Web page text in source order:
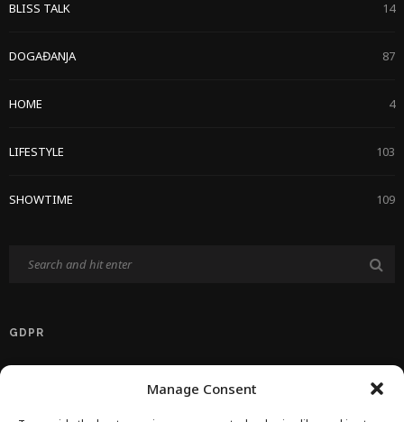
Manage Consent
BLISS TALK 14
DOGAĐANJA 87
HOME 4
LIFESTYLE 103
SHOWTIME 109
GDPR